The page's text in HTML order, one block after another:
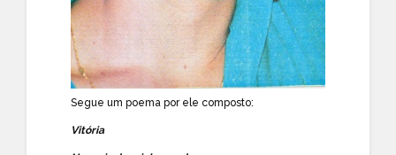
Segue um poema por ele composto:
Vitória